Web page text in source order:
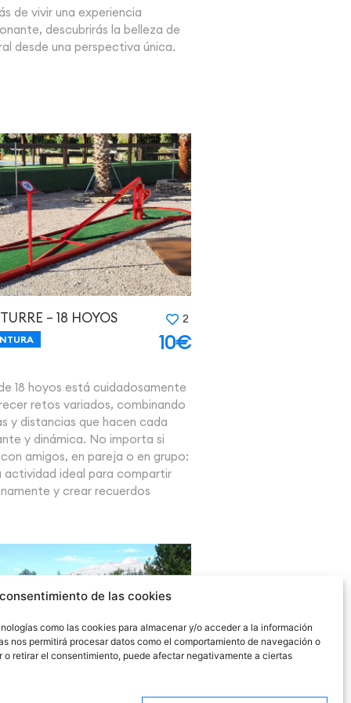
de las cookies
como las cookies para almacenar y/o acceder a la información
nos permitirá procesar datos como el comportamiento de navegación o
retirar el consentimiento, puede afectar negativamente a ciertas
de vivir una experiencia
descubrirás la belleza de
desde una perspectiva única.
– 18 HOYOS 2
10€
18 hoyos está cuidadosamente
retos variados, combinando
y distancias que hacen cada
y dinámica. No importa si
amigos, en pareja o en grupo:
actividad ideal para compartir
y crear recuerdos